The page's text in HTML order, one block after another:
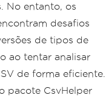
No entanto, os
desafios
de tipos de
ao tentar analisar
de forma eficiente.
pacote CsvHelper